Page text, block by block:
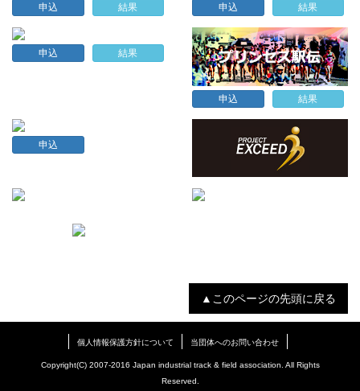
申込 結果 申込 結果
申込 結果
申込 結果
申込
▲このページの先頭に戻る
個人情報保護方針について 当団体へのお問い合わせ
Copyright(C) 2007-2016 Japan industrial track & field association. All Rights
Reserved.